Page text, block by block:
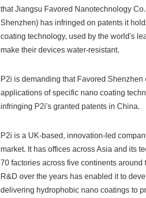
that Jiangsu Favored Nanotechnology
Shenzhen) has infringed on patents it
coating technology, used by the world's
make their devices water-resistant.
P2i is demanding that Favored
applications of specific nano coating
infringing P2i's granted patents in China.
P2i is a UK-based, innovation-led
market. It has offices across Asia and its
70 factories across five continents
R&D over the years has enabled it to
delivering hydrophobic nano coatings to